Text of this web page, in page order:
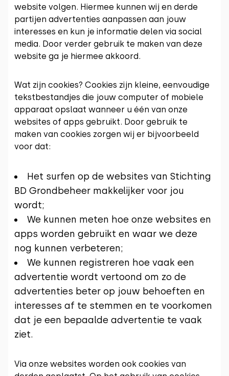
website volgen. Hiermee kunnen wij en derde
partijen advertenties aanpassen aan jouw
interesses en kun je informatie delen via social
media. Door verder gebruik te maken van deze
website ga je hiermee akkoord.
Wat zijn cookies? Cookies zijn kleine, eenvoudige
tekstbestandjes die jouw computer of mobiele
apparaat opslaat wanneer u één van onze
websites of apps gebruikt. Door gebruik te
maken van cookies zorgen wij er bijvoorbeeld
voor dat:
Het surfen op de websites van Stichting
BD Grondbeheer makkelijker voor jou
wordt;
We kunnen meten hoe onze websites en
apps worden gebruikt en waar we deze
nog kunnen verbeteren;
We kunnen registreren hoe vaak een
advertentie wordt vertoond om zo de
advertenties beter op jouw behoeften en
interesses af te stemmen en te voorkomen
dat je een bepaalde advertentie te vaak
ziet.
Via onze websites worden ook cookies van